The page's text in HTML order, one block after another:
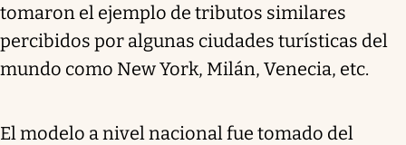
tomaron el ejemplo de tributos similares
percibidos por algunas ciudades turísticas del
mundo como New York, Milán, Venecia, etc.
El modelo a nivel nacional fue tomado del